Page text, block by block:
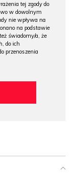
tej zgody do
w dowolnym
nie wpływa na
na podstawie
świadomy/a, że
do ich
przenoszenia